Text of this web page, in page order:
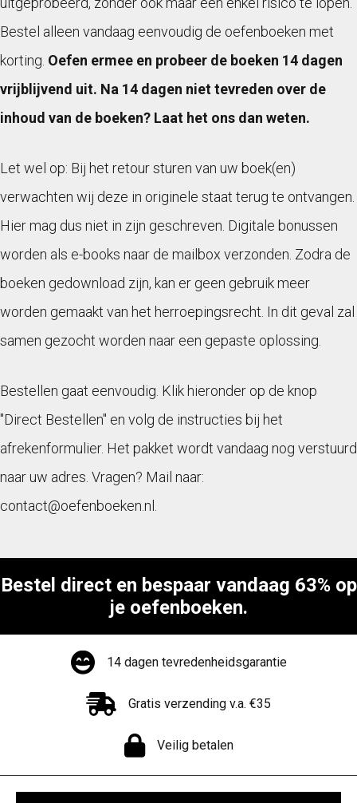
Bestel alleen vandaag eenvoudig de oefenboeken met
korting. Oefen ermee en probeer de boeken 14 dagen
vrijblijvend uit. Na 14 dagen niet tevreden over de
inhoud van de boeken? Laat het ons dan weten.
Let wel op: Bij het retour sturen van uw boek(en)
verwachten wij deze in originele staat terug te ontvangen.
Hier mag dus niet in zijn geschreven. Digitale bonussen
worden als e-books naar de mailbox verzonden. Zodra de
boeken gedownload zijn, kan er geen gebruik meer
worden gemaakt van het herroepingsrecht. In dit geval zal
samen gezocht worden naar een gepaste oplossing.
Bestellen gaat eenvoudig. Klik hieronder op de knop
"Direct Bestellen" en volg de instructies bij het
afrekenformulier. Het pakket wordt vandaag nog verstuurd
naar uw adres. Vragen? Mail naar:
contact@oefenboeken.nl.
Bestel direct en bespaar vandaag 63% op
je oefenboeken.
14 dagen tevredenheidsgarantie
Gratis verzending v.a. €35
Veilig betalen